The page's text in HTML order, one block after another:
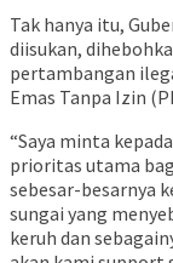
Tak hanya itu,
diisukan,
pertambangan
Emas Tanpa Izin
“Saya minta
prioritas utama
sebesar-besarnya
sungai yang
keruh dan